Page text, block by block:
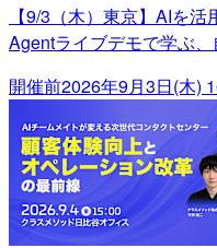
【9/3（木）東京】AIを
Agentライブデモで学ぶ
開催前2026年9月3日(木)